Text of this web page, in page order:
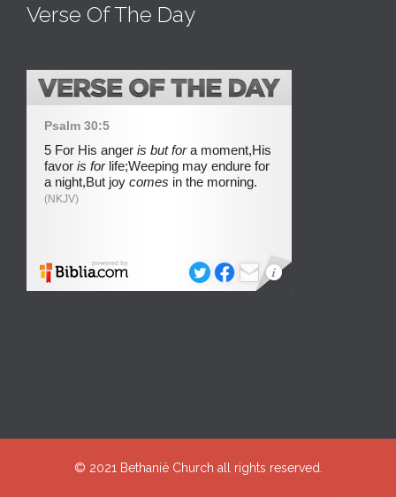
Verse Of The Day
© 2021 Bethanië Church all rights reserved.